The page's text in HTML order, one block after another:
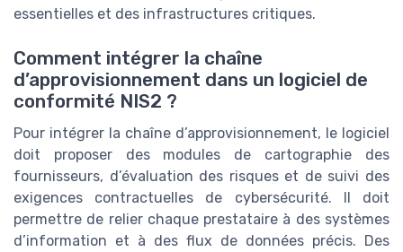
essentielles et des infrastructures critiques.
Comment intégrer la chaîne
d’approvisionnement dans un logiciel de
conformité NIS2 ?
Pour intégrer la chaîne d’approvisionnement, le logiciel
doit proposer des modules de cartographie des
fournisseurs, d’évaluation des risques et de suivi des
exigences contractuelles de cybersécurité. Il doit
permettre de relier chaque prestataire à des systèmes
d’information et à des flux de données précis. Des